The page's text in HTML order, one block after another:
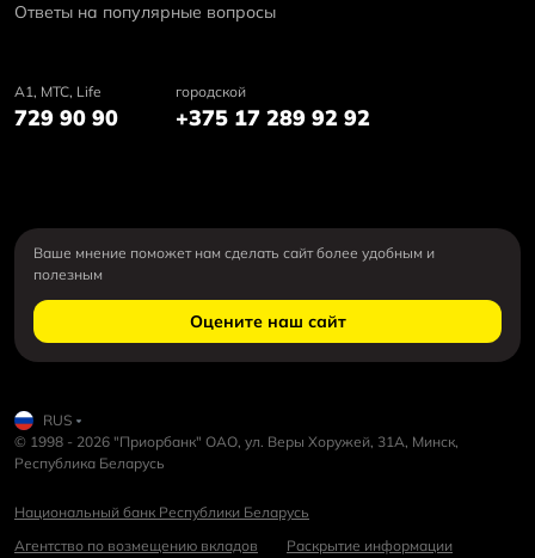
Ответы на популярные вопросы
А1, MTC, Life
729 90 90
городской
+375 17 289 92 92
Ваше мнение поможет нам сделать сайт более удобным и
полезным
Оцените наш сайт
RUS
© 1998 - 2026 "Приорбанк" ОАО, ул. Веры Хоружей, 31А, Минск,
Республика Беларусь
Национальный банк Республики Беларусь
Агентство по возмещению вкладов
Раскрытие информации